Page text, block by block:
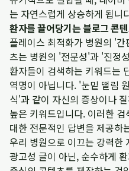
는 자연스럽게 상승하게 됩니
환자를 끌어당기는 블로그 콘
플레이스 최적화가 병원의 '
츠는 병원의 '전문성'과 '진정
환자들이 검색하는 키워드는
역명이 아닙니다. '눈밑 떨림
식'과 같이 자신의 증상이나
높은 키워드입니다. 이러한
대한 전문적인 답변을 제공하
우리 병원으로 이끄는 강력한
광고성 글이 아닌, 순수하게